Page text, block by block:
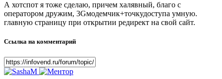
А хотспот я тоже сделаю, причем халявный, благо с
оператором дружим, 3Gмодемчик+точкудоступа умную.
главную страницу при открытии редирект на свой сайт.
Ссылка на комментарий